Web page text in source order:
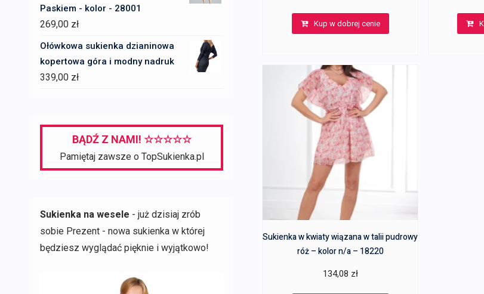
wynosiła:
Kup w dobrej cenie
Sukienka w kwiaty wiązana w talii pudrowy
róż – kolor n/a – 18220
134,08 zł
Paskiem - kolor - 28001
269,00 zł
Ołówkowa sukienka dzianinowa
kopertowa góra i modny nadruk
339,00 zł
BĄDŹ Z NAMI! ☆☆☆☆☆
Pamiętaj zawsze o TopSukienka.pl
Sukienka na wesele - już dzisiaj zrób
sobie Prezent - nowa sukienka w której
będziesz wyglądać pięknie i wyjątkowo!